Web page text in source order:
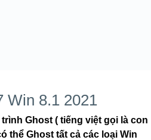
Win 8.1 2021
Ghost ( tiếng việt gọi là con
thể Ghost tất cả các loại Win